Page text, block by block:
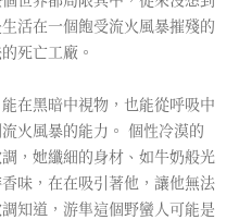
活在一個飽受流火風暴摧殘的
死亡工廠。
在黑暗中視物，也能從呼吸中
火風暴的能力。 個性冷漠的
，她纖細的身材、如牛奶般光
味，在在吸引著他，讓他無法
知道，游隼這個野蠻人可能是